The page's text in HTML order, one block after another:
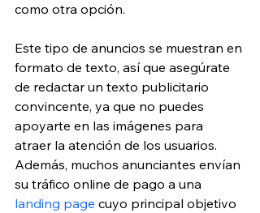
como otra opción.
Este tipo de anuncios se muestran en
formato de texto, así que asegúrate
de redactar un texto publicitario
convincente, ya que no puedes
apoyarte en las imágenes para
atraer la atención de los usuarios.
Además, muchos anunciantes envían
su tráfico online de pago a una
landing page cuyo principal objetivo